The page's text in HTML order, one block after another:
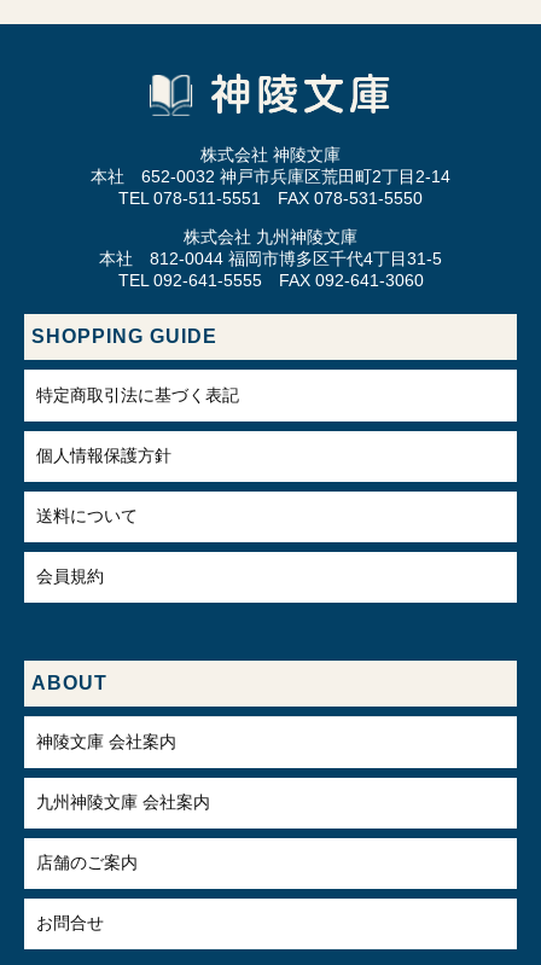
株式会社 神陵文庫
本社 652-0032 神戸市兵庫区荒田町2丁目2-14
TEL 078-511-5551 FAX 078-531-5550
株式会社 九州神陵文庫
本社 812-0044 福岡市博多区千代4丁目31-5
TEL 092-641-5555 FAX 092-641-3060
SHOPPING GUIDE
特定商取引法に基づく表記
個人情報保護方針
送料について
会員規約
ABOUT
神陵文庫 会社案内
九州神陵文庫 会社案内
店舗のご案内
お問合せ